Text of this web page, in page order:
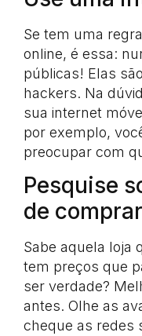
Se tem uma
online, é essa:
públicas! Elas
hackers. Na
sua internet
por exemplo,
preocupar com
Pesquise
de comprar
Sabe aquela loja
tem preços que
ser verdade?
antes. Olhe as
cheque as redes